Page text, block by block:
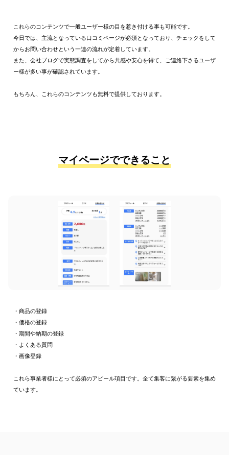
これらのコンテンツで一般ユーザー様の目を惹き付ける事も可能です。
今日では、主流となっている口コミページが必須となっており、チェックをして
からお問い合わせという一連の流れが定着しています。
また、会社ブログで実態調査をしてから共感や安心を得て、ご連絡下さるユーザ
ー様が多い事が確認されています。
もちろん、これらのコンテンツも無料で提供しております。
マイページでできること
・商品の登録
・価格の登録
・期間や納期の登録
・よくある質問
・画像登録
これら事業者様にとって必須のアピール項目です。全て集客に繋がる要素を集め
ています。